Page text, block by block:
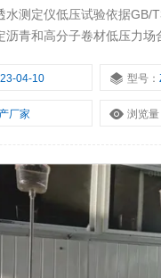
水测定仪低压试验依据GB/
沥青和高分子卷材低压力场
力不大于60Kpa的情况下使
04-10 型号：
厂家 浏览量